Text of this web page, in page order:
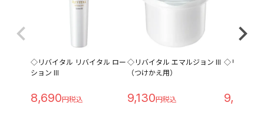
◇リバイタル リバイタル ロー
ション III
8,690
◇リバイタル エマルジョン III
（つけかえ用）
9,130
◇リバイタ
9,790